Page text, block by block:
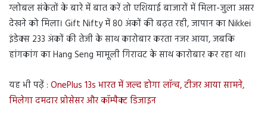
ग्लोबल संकेतों के बारे में बात करें तो एशियाई बाजारों में मिला-जुला असर
देखने को मिला। Gift Nifty में 80 अंकों की बढ़त रही, जापान का Nikkei
इंडेक्स 233 अंकों की तेजी के साथ कारोबार करता नजर आया, जबकि
हांगकांग का Hang Seng मामूली गिरावट के साथ कारोबार कर रहा था।
यह भी पढ़ें : OnePlus 13s भारत में जल्द होगा लॉन्च, टीजर आया सामने,
मिलेगा दमदार प्रोसेसर और कॉम्पैक्ट डिजाइन